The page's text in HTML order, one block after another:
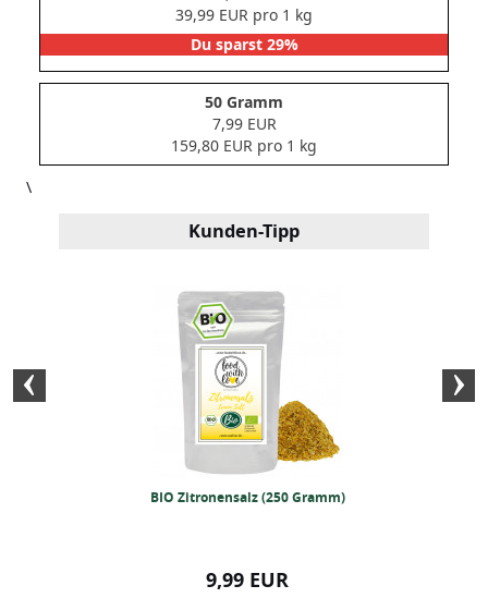
39,99 EUR pro 1 kg
Du sparst 29%
50 Gramm
7,99 EUR
159,80 EUR pro 1 kg
\
Kunden-Tipp
BIO Zitronensalz (250 Gramm)
9,99 EUR